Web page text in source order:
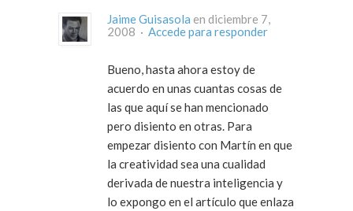
Jaime Guisasola en diciembre 7,
2008 · Accede para responder
Bueno, hasta ahora estoy de
acuerdo en unas cuantas cosas de
las que aquí se han mencionado
pero disiento en otras. Para
empezar disiento con Martín en que
la creatividad sea una cualidad
derivada de nuestra inteligencia y
lo expongo en el artículo que enlaza